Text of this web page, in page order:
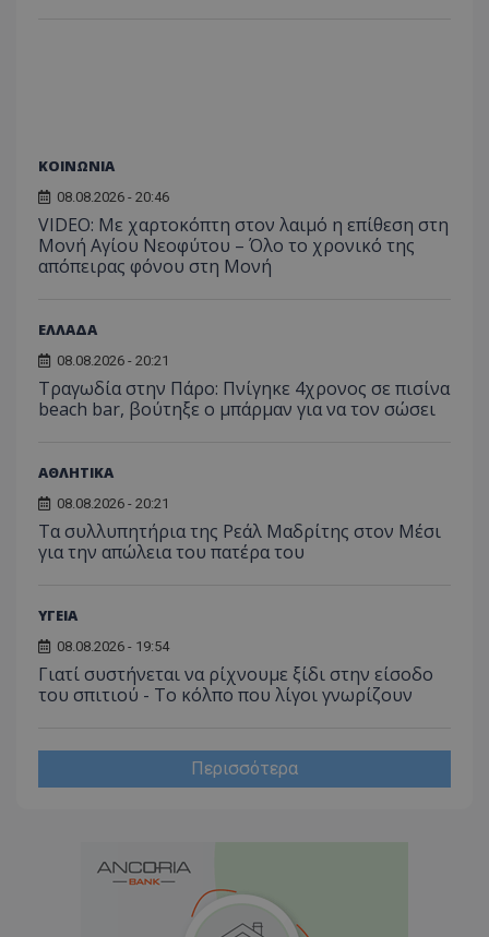
ΚΟΙΝΩΝΙΑ
08.08.2026 - 20:46
VIDEO: Με χαρτοκόπτη στον λαιμό η επίθεση στη
Μονή Αγίου Νεοφύτου – Όλο το χρονικό της
απόπειρας φόνου στη Μονή
ΕΛΛΑΔΑ
08.08.2026 - 20:21
Τραγωδία στην Πάρο: Πνίγηκε 4χρονος σε πισίνα
beach bar, βούτηξε ο μπάρμαν για να τον σώσει
ΑΘΛΗΤΙΚΑ
08.08.2026 - 20:21
Τα συλλυπητήρια της Ρεάλ Μαδρίτης στον Μέσι
για την απώλεια του πατέρα του
ΥΓΕΙΑ
08.08.2026 - 19:54
Γιατί συστήνεται να ρίχνουμε ξίδι στην είσοδο
του σπιτιού - Το κόλπο που λίγοι γνωρίζουν
Περισσότερα